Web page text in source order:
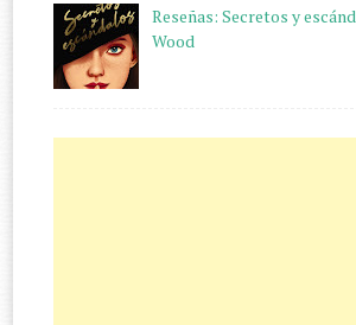
Reseñas: Secretos y
Wood